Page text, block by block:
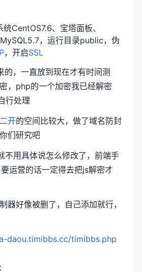
CentOS7.6、宝塔面板、
，运行目录public，伪
，开启SSL
的，一直放到现在才有时间测
，php的一个加密我已经解密
行处理
二开的空间比较大，做了域名防封
们研究吧
不用具体说怎么修改了，前端手
运营的话一定得去把js解密才
器好像被删了，自己添加就行，
daou.timibbs.cc/timibbs.php